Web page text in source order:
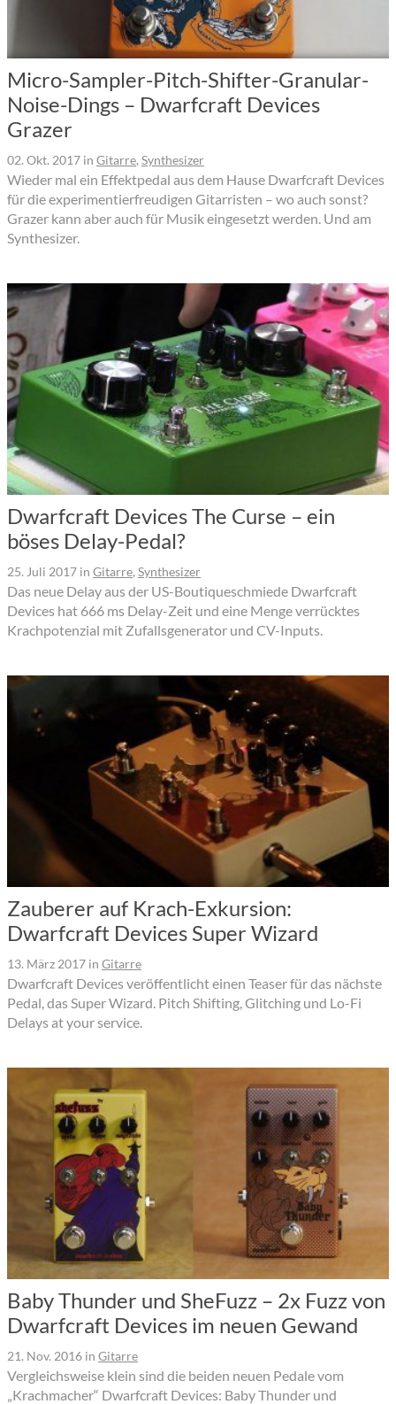
Micro-Sampler-Pitch-Shifter-Granular-
Noise-Dings – Dwarfcraft Devices
Grazer
02. Okt. 2017 in Gitarre, Synthesizer
Wieder mal ein Effektpedal aus dem Hause Dwarfcraft Devices
für die experimentierfreudigen Gitarristen – wo auch sonst?
Grazer kann aber auch für Musik eingesetzt werden. Und am
Synthesizer.
Dwarfcraft Devices The Curse – ein
böses Delay-Pedal?
25. Juli 2017 in Gitarre, Synthesizer
Das neue Delay aus der US-Boutiqueschmiede Dwarfcraft
Devices hat 666 ms Delay-Zeit und eine Menge verrücktes
Krachpotenzial mit Zufallsgenerator und CV-Inputs.
Zauberer auf Krach-Exkursion:
Dwarfcraft Devices Super Wizard
13. März 2017 in Gitarre
Dwarfcraft Devices veröffentlicht einen Teaser für das nächste
Pedal, das Super Wizard. Pitch Shifting, Glitching und Lo-Fi
Delays at your service.
Baby Thunder und SheFuzz – 2x Fuzz von
Dwarfcraft Devices im neuen Gewand
21. Nov. 2016 in Gitarre
Vergleichsweise klein sind die beiden neuen Pedale vom
„Krachmacher“ Dwarfcraft Devices: Baby Thunder und